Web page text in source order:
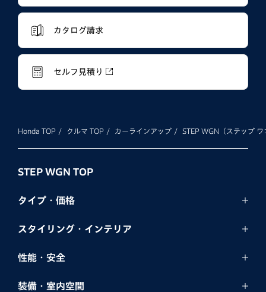
カタログ請求
セルフ見積り
Honda TOP クルマ TOP カーラインアップ STEP WGN（ステップ ワ
STEP WGN TOP
タイプ・価格
スタイリング・ インテリア
性能・安全
装備・室内空間